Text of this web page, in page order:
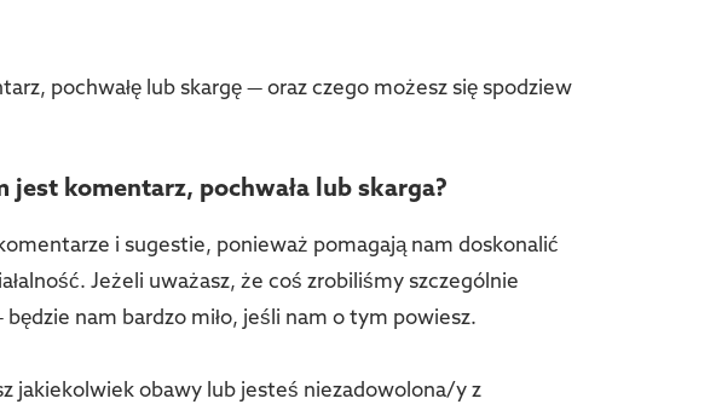
pochwałę lub skargę — oraz czego możesz się spodziew
jest komentarz, pochwała lub skarga?
i sugestie, ponieważ pomagają nam doskonalić
Jeżeli uważasz, że coś zrobiliśmy szczególnie
będzie nam bardzo miło, jeśli nam o tym powiesz.
jakiekolwiek obawy lub jesteś niezadowolona/y z